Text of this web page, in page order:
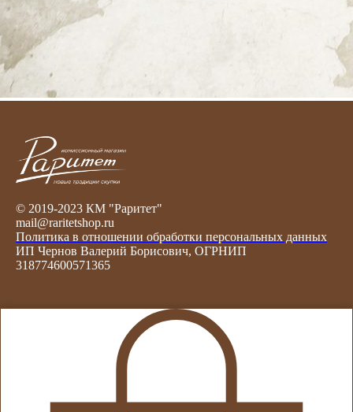
© 2019-2023 КМ "Раритет"
mail@raritetshop.ru
Политика в отношении обработки персональных данных
ИП Чернов Валерий Борисович, ОГРНИП
318774600571365